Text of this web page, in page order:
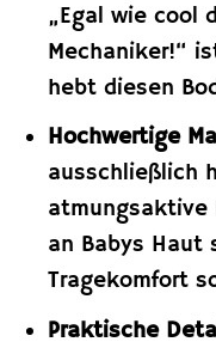
„Egal wie cool
Mechaniker!“
hebt diesen
Hochwertige
ausschließlich
atmungsaktive
an Babys Haut
Tragekomfort
Praktische